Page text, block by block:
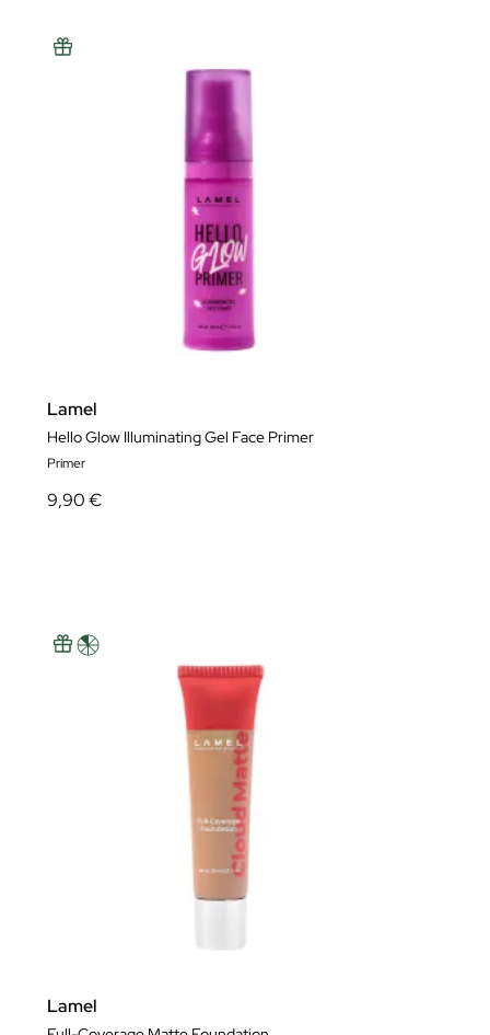
Lamel
Hello Glow Illuminating Gel Face Primer
Primer
9,90 €
Lamel